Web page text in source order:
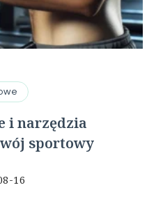
i narzędzia
sportowy
16